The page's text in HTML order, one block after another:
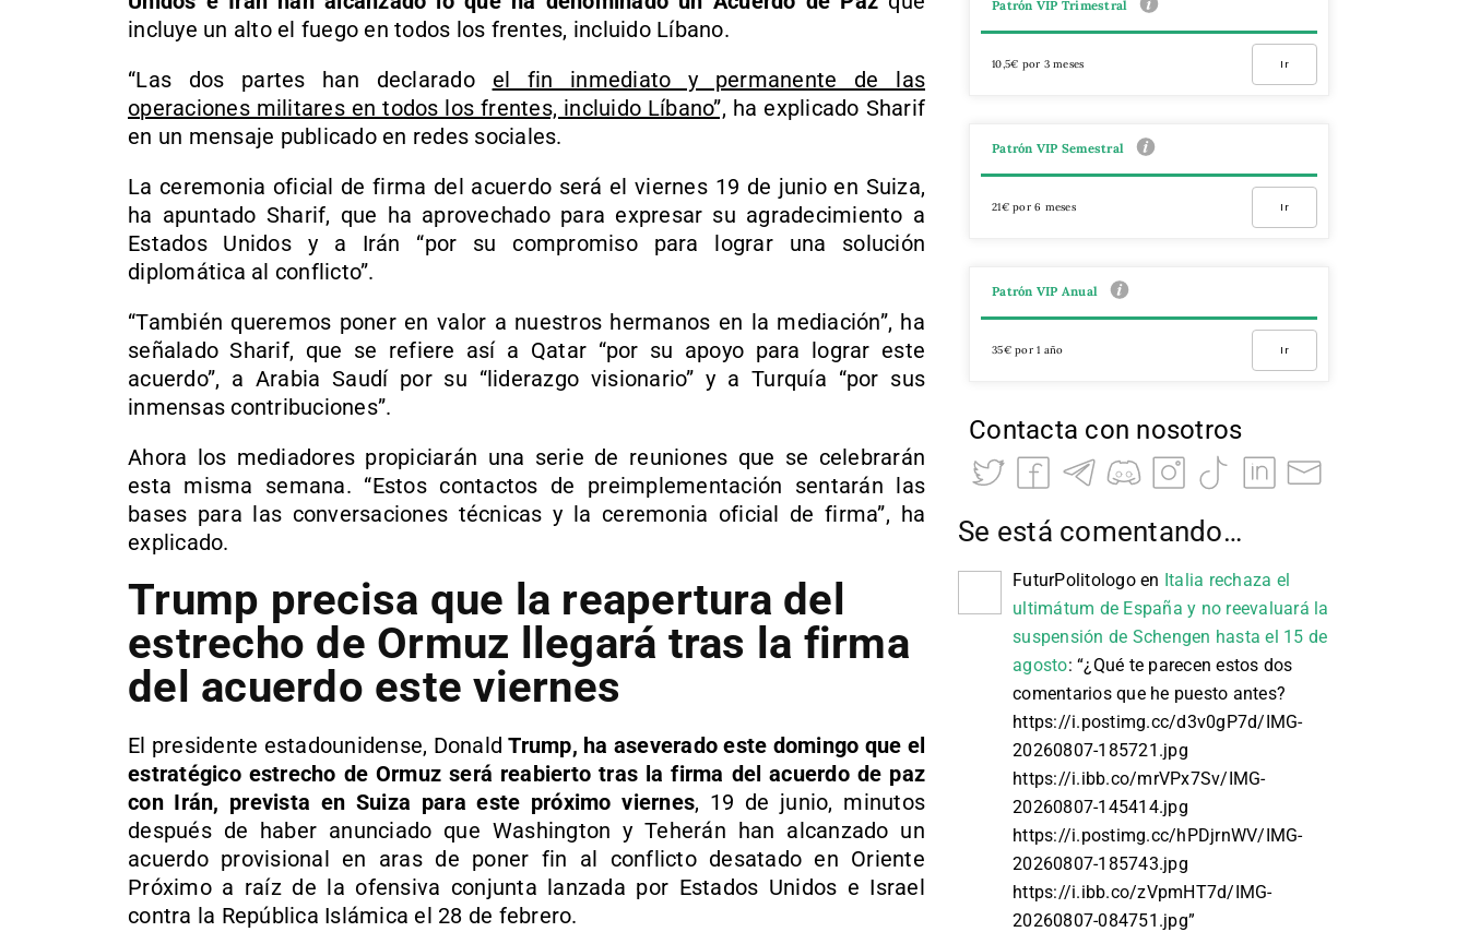
incluye un alto el fuego en todos los frentes, incluido Líbano.
“Las dos partes han declarado el fin inmediato y permanente de las
operaciones militares en todos los frentes, incluido Líbano”, ha explicado Sharif
en un mensaje publicado en redes sociales.
La ceremonia oficial de firma del acuerdo será el viernes 19 de junio en Suiza,
ha apuntado Sharif, que ha aprovechado para expresar su agradecimiento a
Estados Unidos y a Irán “por su compromiso para lograr una solución
diplomática al conflicto”.
“También queremos poner en valor a nuestros hermanos en la mediación”, ha
señalado Sharif, que se refiere así a Qatar “por su apoyo para lograr este
acuerdo”, a Arabia Saudí por su “liderazgo visionario” y a Turquía “por sus
inmensas contribuciones”.
Ahora los mediadores propiciarán una serie de reuniones que se celebrarán
esta misma semana. “Estos contactos de preimplementación sentarán las
bases para las conversaciones técnicas y la ceremonia oficial de firma”, ha
explicado.
Trump precisa que la reapertura del
estrecho de Ormuz llegará tras la firma
del acuerdo este viernes
El presidente estadounidense, DonaldTrump, ha aseverado este domingo que el
estratégico estrecho de Ormuz será reabierto tras la firma del acuerdo de paz
con Irán, prevista en Suiza para este próximo viernes, 19 de junio, minutos
después de haber anunciado que Washington y Teherán han alcanzado un
acuerdo provisional en aras de poner fin al conflicto desatado en Oriente
Próximo a raíz de la ofensiva conjunta lanzada por Estados Unidos e Israel
contra la República Islámica el 28 de febrero.
Patrón VIP Trimestral
10,5€ por 3 meses Ir
Patrón VIP Semestral
21€ por 6 meses Ir
Patrón VIP Anual
35€ por 1 año Ir
Contacta con nosotros
Se está comentando…
FuturPolitologoen Italia rechaza el
ultimátum de España y no reevaluará la
suspensión de Schengen hasta el 15 de
agosto: “¿Qué te parecen estos dos
comentarios que he puesto antes?
https://i.postimg.cc/d3v0gP7d/IMG-
20260807-185721.jpg
https://i.ibb.co/mrVPx7Sv/IMG-
20260807-145414.jpg
https://i.postimg.cc/hPDjrnWV/IMG-
20260807-185743.jpg
https://i.ibb.co/zVpmHT7d/IMG-
20260807-084751.jpg”